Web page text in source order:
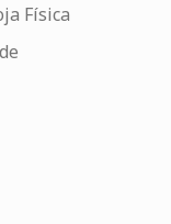
Física